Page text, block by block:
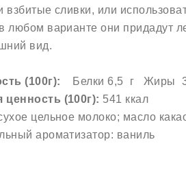
взбитые сливки, или
любом варианте они придадут
вид.
(100г): Белки 6,5 г Жиры
ценность (100г): 541 ккал
цельное молоко; масло
ароматизатор: ваниль